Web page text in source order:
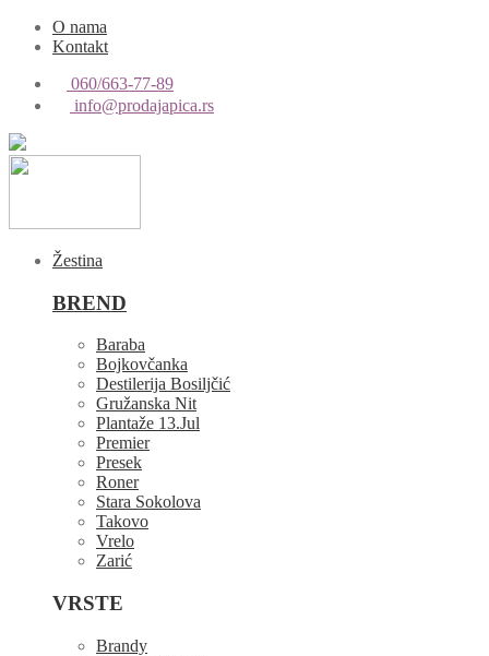
O nama
Kontakt
060/663-77-89
info@prodajapica.rs
Žestina
BREND
Baraba
Bojkovčanka
Destilerija Bosiljčić
Gružanska Nit
Plantaže 13.Jul
Premier
Presek
Roner
Stara Sokolova
Takovo
Vrelo
Zarić
VRSTE
Brandy